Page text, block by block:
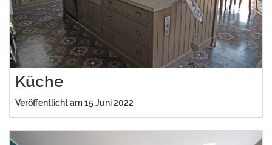
Küche
Veröffentlicht am 15 Juni 2022